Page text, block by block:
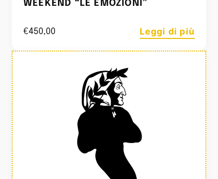
WEEKEND “LE EMOZIONI”
€450,00 Leggi di più